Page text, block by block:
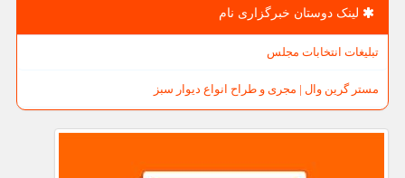
لینک دوستان خبرگزاری نام
تبلیغات انتخابات مجلس
مستر گرین وال | مجری و طراح انواع دیوار سبز